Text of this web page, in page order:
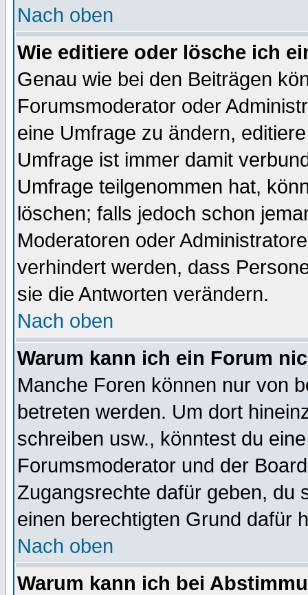
Nach oben
Wie editiere oder lösche ich
Genau wie bei den Beiträgen
Forumsmoderator oder
eine Umfrage zu ändern,
Umfrage ist immer damit
Umfrage teilgenommen hat,
löschen; falls jedoch schon
Moderatoren oder
verhindert werden, dass
sie die Antworten verändern.
Nach oben
Warum kann ich ein Forum
Manche Foren können nur von
betreten werden. Um dort
schreiben usw., könntest du
Forumsmoderator und der
Zugangsrechte dafür geben, du
einen berechtigten Grund dafür
Nach oben
Warum kann ich bei